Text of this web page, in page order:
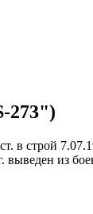
273")
строй
из